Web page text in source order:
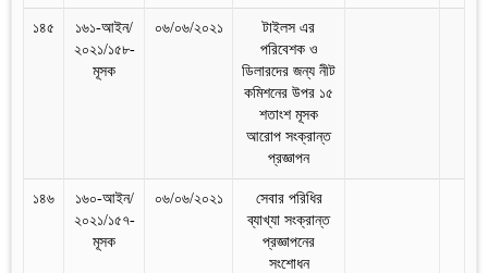
১৪৫
১৬১-আইন/
২০২১/১৫৮-
মূসক
০৬/০৬/২০২১
টাইলস এর
পরিবেশক ও
ডিলারদের জন্য নীট
কমিশনের উপর ১৫
শতাংশ মূসক
আরোপ সংক্রান্ত
প্রজ্ঞাপন
১৪৬
১৬০-আইন/
২০২১/১৫৭-
মূসক
০৬/০৬/২০২১
সেবার পরিধির
ব্যাখ্যা সংক্রান্ত
প্রজ্ঞাপনের
সংশোধন